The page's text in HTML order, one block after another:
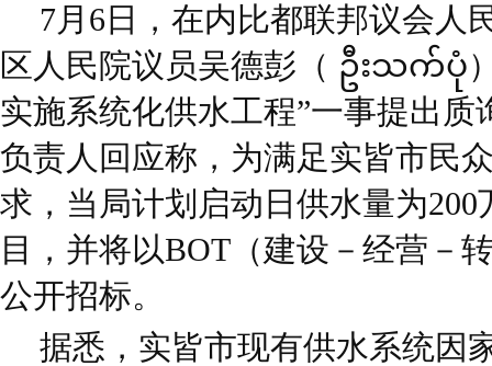
7月6日，在内比都联邦议会人
区人民院议员吴德彭（ ဦးသက်ပုံ
实施系统化供水工程”一事提出质
负责人回应称，为满足实皆市民
求，当局计划启动日供水量为
目，并将以BOT（建设－经营－
公开招标。
据悉，实皆市现有供水系统因